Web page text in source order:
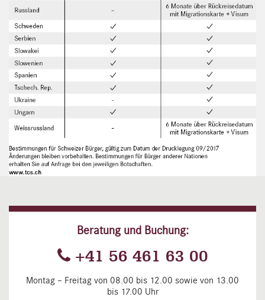
Beratung und Buchung:
+41 56 461 63 00
Montag – Freitag von 08.00 bis 12.00 sowie von 13.00
bis 17.00 Uhr